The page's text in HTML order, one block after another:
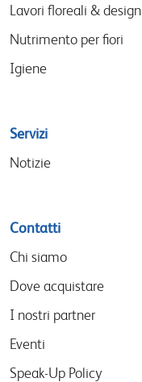
Lavori floreali & design
Nutrimento per fiori
Igiene
Servizi
Notizie
Contatti
Chi siamo
Dove acquistare
I nostri partner
Eventi
Speak-Up Policy